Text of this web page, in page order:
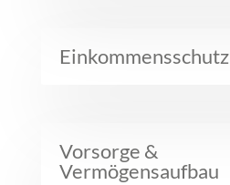
Einkommensschutz
Vorsorge &
Vermögensaufbau